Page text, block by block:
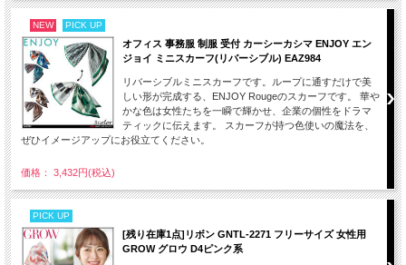
NEW PICK UP
オフィス 事務服 制服 受付 カーシーカシマ ENJOY エン
ジョイ ミニスカーフ(リバーシブル) EAZ984
リバーシブルミニスカーフです。ループに通すだけで美
しい形が完成する、ENJOY Rougeのスカーフです。 華や
かな色は女性たちを一瞬で輝かせ、企業の個性をドラマ
ティックに伝えます。 スカーフが持つ色使いの魔法を、
ぜひイメージアップにお役立てください。
価格： 3,432円(税込)
PICK UP
[残り在庫1点]リボン GNTL-2271 フリーサイズ 女性用
GROW グロウ D4ピンク系